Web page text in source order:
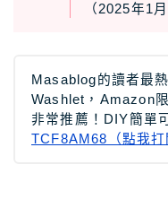
（2025年1
Masablog的讀者最
Washlet，Amazon
非常推薦！DIY簡單
TCF8AM68（點我打